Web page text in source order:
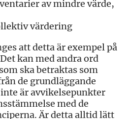
av mindre värde,
värdering
att detta är exempel på
kan med andra ord
ska betraktas som
de grundläggande
är avvikelsepunkter
med de
Är detta alltid lätt